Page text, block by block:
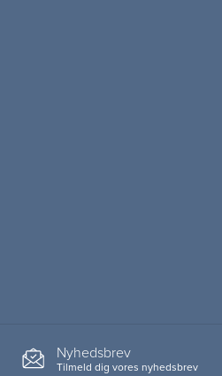
Nyhedsbrev
Tilmeld dig vores nyhedsbrev